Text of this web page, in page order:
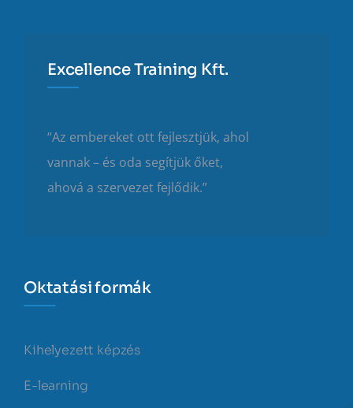
Excellence Training Kft.
“Az embereket ott fejlesztjük, ahol
vannak – és oda segítjük őket,
ahová a szervezet fejlődik.”
Oktatási formák
Kihelyezett képzés
E-learning